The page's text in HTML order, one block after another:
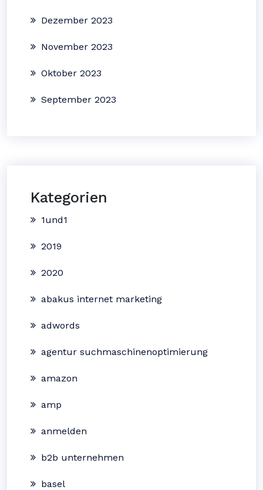
Dezember 2023
November 2023
Oktober 2023
September 2023
Kategorien
1und1
2019
2020
abakus internet marketing
adwords
agentur suchmaschinenoptimierung
amazon
amp
anmelden
b2b unternehmen
basel